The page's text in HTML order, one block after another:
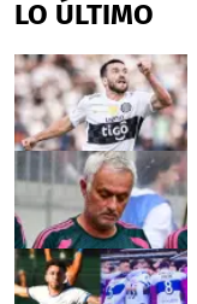
LO ÚLTIMO